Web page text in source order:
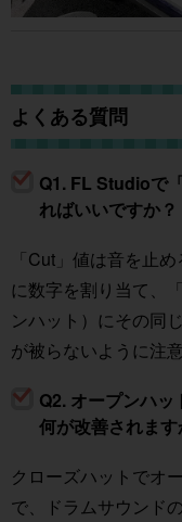
よくある質問
Q1. FL Studioで
ればいいですか？
「Cut」値は音を止
に数字を割り当て、
ンハット）にその同
が被らないように注
Q2. オープンハ
何が改善されます
クローズハットでオ
で、ドラムサウンド